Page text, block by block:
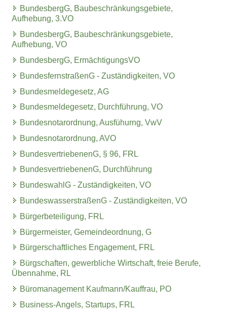
BundesbergG, Baubeschränkungsgebiete,
Aufhebung, 3.VO
BundesbergG, Baubeschränkungsgebiete,
Aufhebung, VO
BundesbergG, ErmächtigungsVO
BundesfernstraßenG - Zuständigkeiten, VO
Bundesmeldegesetz, AG
Bundesmeldegesetz, Durchführung, VO
Bundesnotarordnung, Ausfühurng, VwV
Bundesnotarordnung, AVO
BundesvertriebenenG, § 96, FRL
BundesvertriebenenG, Durchführung
BundeswahlG - Zuständigkeiten, VO
BundeswasserstraßenG - Zuständigkeiten, VO
Bürgerbeteiligung, FRL
Bürgermeister, Gemeindeordnung, G
Bürgerschaftliches Engagement, FRL
Bürgschaften, gewerbliche Wirtschaft, freie Berufe,
Übennahme, RL
Büromanagement Kaufmann/Kauffrau, PO
Business-Angels, Startups, FRL